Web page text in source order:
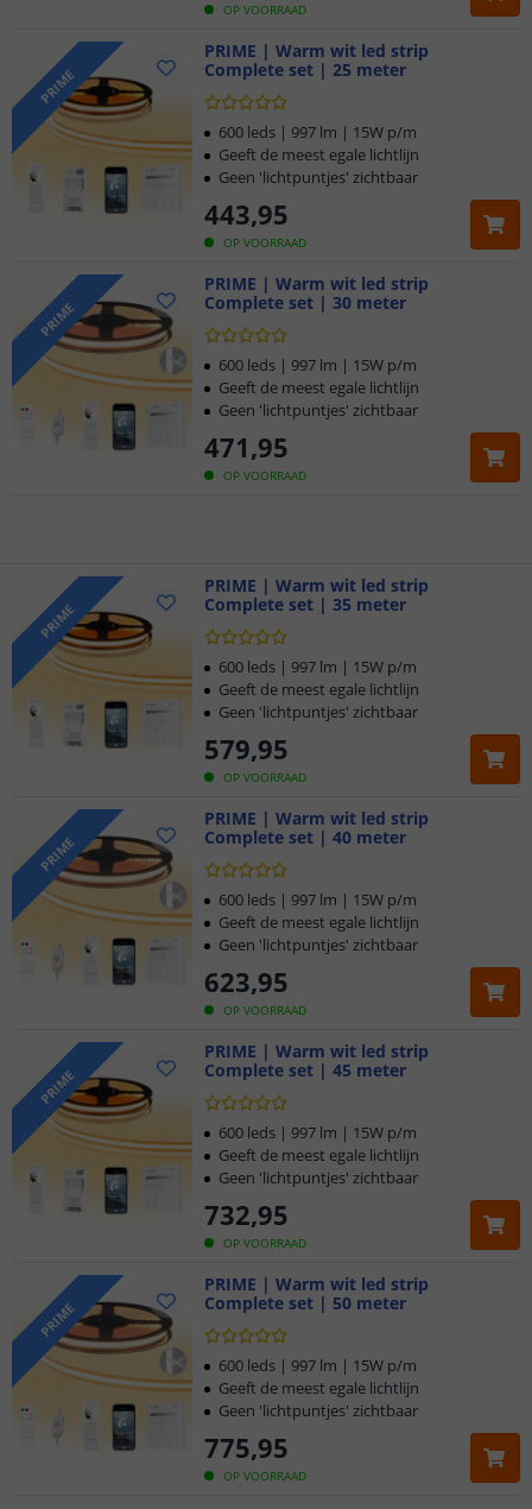
OP VOORRAAD
PRIME
PRIME | Warm wit led strip
Complete set | 25 meter
OP VOORRAAD
443,95
600 leds | 997 lm | 15W p/m
Geeft de meest egale lichtlijn
Geen 'lichtpuntjes' zichtbaar
PRIME
PRIME | Warm wit led strip
Complete set | 30 meter
OP VOORRAAD
471,95
600 leds | 997 lm | 15W p/m
Geeft de meest egale lichtlijn
Geen 'lichtpuntjes' zichtbaar
Klantbeoordeling 9.1
Voor 23:45 uur besteld,morgen in huis
Gratisverzending vanaf € 20,-
Klantbeoordeling 9.1
Voor 23:45 uur besteld,morgen in huis
PRIME
PRIME | Warm wit led strip
Complete set | 35 meter
OP VOORRAAD
579,95
600 leds | 997 lm | 15W p/m
Geeft de meest egale lichtlijn
Geen 'lichtpuntjes' zichtbaar
PRIME
PRIME | Warm wit led strip
Complete set | 40 meter
OP VOORRAAD
623,95
600 leds | 997 lm | 15W p/m
Geeft de meest egale lichtlijn
Geen 'lichtpuntjes' zichtbaar
PRIME
PRIME | Warm wit led strip
Complete set | 45 meter
OP VOORRAAD
732,95
600 leds | 997 lm | 15W p/m
Geeft de meest egale lichtlijn
Geen 'lichtpuntjes' zichtbaar
PRIME
PRIME | Warm wit led strip
Complete set | 50 meter
OP VOORRAAD
775,95
600 leds | 997 lm | 15W p/m
Geeft de meest egale lichtlijn
Geen 'lichtpuntjes' zichtbaar